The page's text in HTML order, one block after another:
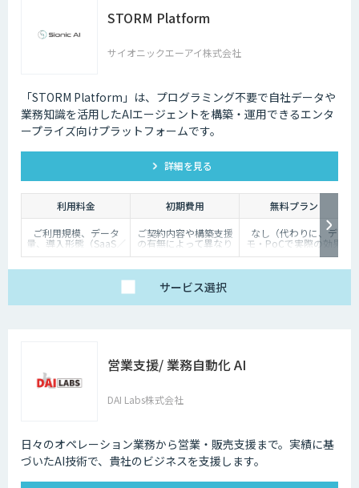
社別お見積り（Dify
⑥有償保守：10,000
円/30,000円/50,000円
STORM Platform
サイオニックエーアイ株式会社
「STORM Platform」は、プログラミング不要で自社データや
業務知識を活用したAIエージェントを構築・運用できるエンタ
ープライズ向けプラットフォームです。
詳細を見る
利用料金 初期費用
無料プラン
ご利用規模、データ
量、導入形態（SaaS／
オンプレミス等）に応
ご契約内容や構築支援
の有無によって異なり
ます。詳しくはご相談
なし（代わりに、デ
モ・PoCで実際の効果
を体験いただけます）
サービス選択
営業支援/ 業務自動化 AI
DAI Labs株式会社
日々のオペレーション業務から営業・販売支援まで。実績に基
づいたAI技術で、貴社のビジネスを支援します。